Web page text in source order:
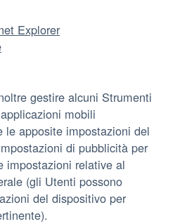
Explorer
gestire alcuni Strumenti
mobili
le apposite impostazioni del
di pubblicità per
impostazioni relative al
(gli Utenti possono
del dispositivo per